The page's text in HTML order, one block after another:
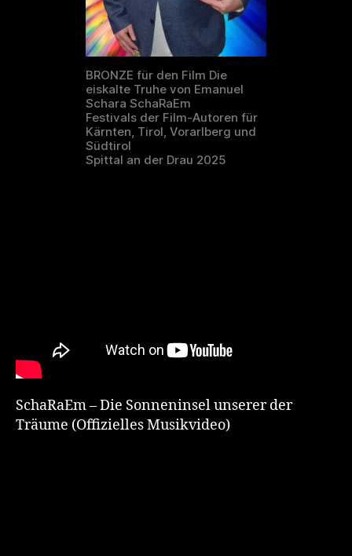
BRONZE für den Film Die
eiskalte Truhe von Emanuel
Schara SchaRaEm
Festivals der Film-Autoren für
Kärnten, Tirol, Vorarlberg und
Südtirol
Spittal an der Drau 2025
SchaRaEm – Die Sonneninsel unserer der
Träume (Offizielles Musikvideo)